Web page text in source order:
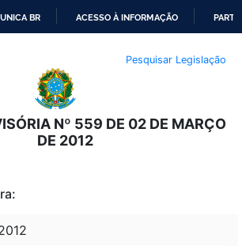
O
CONTEÚDO
BR ACESSO À INFORMAÇÃO
Pesquisar Legislação
Nº 559 DE 02 DE MARÇO
DE 2012